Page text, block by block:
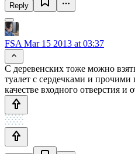
Reply
FSA Mar 15 2013 at 03:37
С деревенских тоже можно
туалет с сердечками и
качестве входного отверстия и